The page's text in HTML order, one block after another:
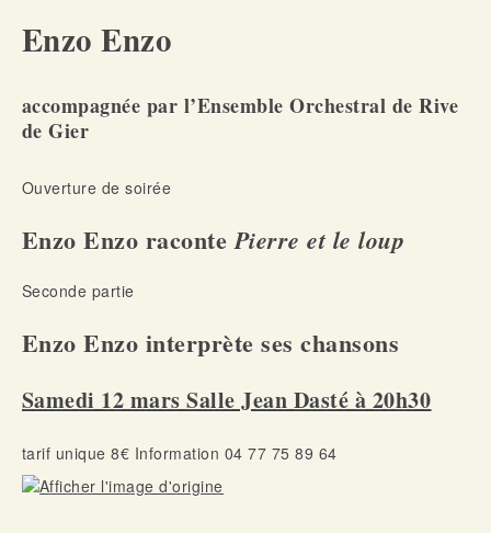
Enzo Enzo
accompagnée par l’Ensemble Orchestral de Rive
de Gier
Ouverture de soirée
Enzo Enzo racontePierre et le loup
Seconde partie
Enzo Enzo interprète ses chansons
Samedi 12 mars Salle Jean Dasté à 20h30
tarif unique 8€ Information 04 77 75 89 64